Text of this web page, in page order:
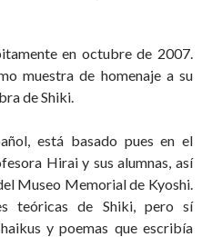
en octubre de 2007.
muestra de homenaje a su
de Shiki.
está basado pues en el
Hirai y sus alumnas, así
Museo Memorial de Kyoshi.
teóricas de Shiki, pero sí
y poemas que escribía